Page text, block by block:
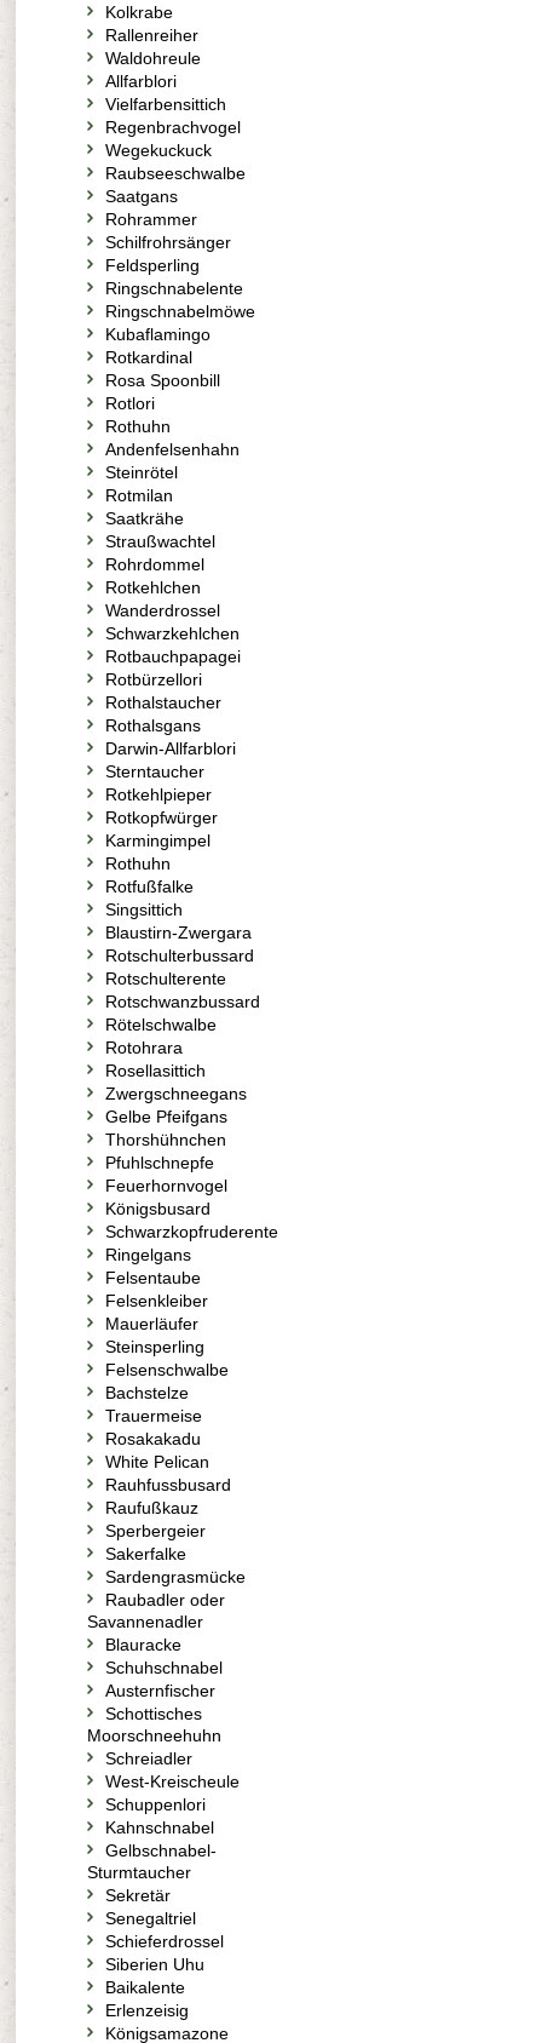
Kolkrabe
Rallenreiher
Waldohreule
Allfarblori
Vielfarbensittich
Regenbrachvogel
Wegekuckuck
Raubseeschwalbe
Saatgans
Rohrammer
Schilfrohrsänger
Feldsperling
Ringschnabelente
Ringschnabelmöwe
Kubaflamingo
Rotkardinal
Rosa Spoonbill
Rotlori
Rothuhn
Andenfelsenhahn
Steinrötel
Rotmilan
Saatkrähe
Straußwachtel
Rohrdommel
Rotkehlchen
Wanderdrossel
Schwarzkehlchen
Rotbauchpapagei
Rotbürzellori
Rothalstaucher
Rothalsgans
Darwin-Allfarblori
Sterntaucher
Rotkehlpieper
Rotkopfwürger
Karmingimpel
Rothuhn
Rotfußfalke
Singsittich
Blaustirn-Zwergara
Rotschulterbussard
Rotschulterente
Rotschwanzbussard
Rötelschwalbe
Rotohrara
Rosellasittich
Zwergschneegans
Gelbe Pfeifgans
Thorshühnchen
Pfuhlschnepfe
Feuerhornvogel
Königsbusard
Schwarzkopfruderente
Ringelgans
Felsentaube
Felsenkleiber
Mauerläufer
Steinsperling
Felsenschwalbe
Bachstelze
Trauermeise
Rosakakadu
White Pelican
Rauhfussbusard
Raufußkauz
Sperbergeier
Sakerfalke
Sardengrasmücke
Raubadler oder
Savannenadler
Blauracke
Schuhschnabel
Austernfischer
Schottisches
Moorschneehuhn
Schreiadler
West-Kreischeule
Schuppenlori
Kahnschnabel
Gelbschnabel-
Sturmtaucher
Sekretär
Senegaltriel
Schieferdrossel
Siberien Uhu
Baikalente
Erlenzeisig
Königsamazone